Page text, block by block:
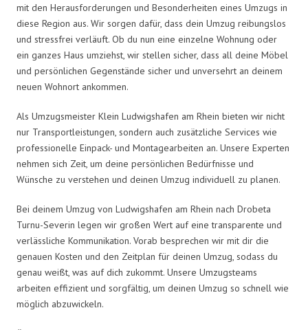
mit den Herausforderungen und Besonderheiten eines Umzugs in
diese Region aus. Wir sorgen dafür, dass dein Umzug reibungslos
und stressfrei verläuft. Ob du nun eine einzelne Wohnung oder
ein ganzes Haus umziehst, wir stellen sicher, dass all deine Möbel
und persönlichen Gegenstände sicher und unversehrt an deinem
neuen Wohnort ankommen.
Als Umzugsmeister Klein Ludwigshafen am Rhein bieten wir nicht
nur Transportleistungen, sondern auch zusätzliche Services wie
professionelle Einpack- und Montagearbeiten an. Unsere Experten
nehmen sich Zeit, um deine persönlichen Bedürfnisse und
Wünsche zu verstehen und deinen Umzug individuell zu planen.
Bei deinem Umzug von Ludwigshafen am Rhein nach Drobeta
Turnu-Severin legen wir großen Wert auf eine transparente und
verlässliche Kommunikation. Vorab besprechen wir mit dir die
genauen Kosten und den Zeitplan für deinen Umzug, sodass du
genau weißt, was auf dich zukommt. Unsere Umzugsteams
arbeiten effizient und sorgfältig, um deinen Umzug so schnell wie
möglich abzuwickeln.